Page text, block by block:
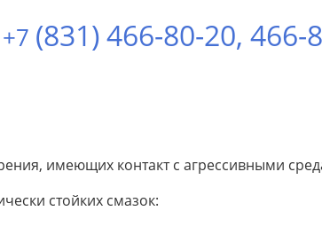
+7 (831) 466-80-20, 466-
имеющих контакт с агрессивными
стойких смазок: